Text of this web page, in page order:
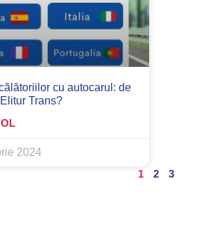
cu autocarul: de
Trans?
2024
1
2 3